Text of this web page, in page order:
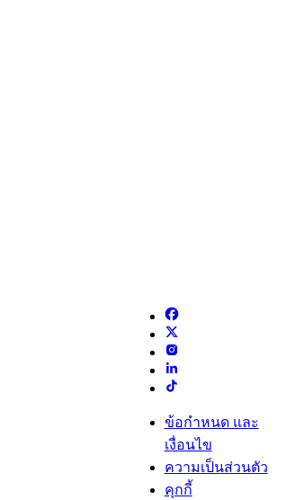
ข้อกำหนด และ
เงื่อนไข
ความเป็นส่วนตัว
คุกกี้